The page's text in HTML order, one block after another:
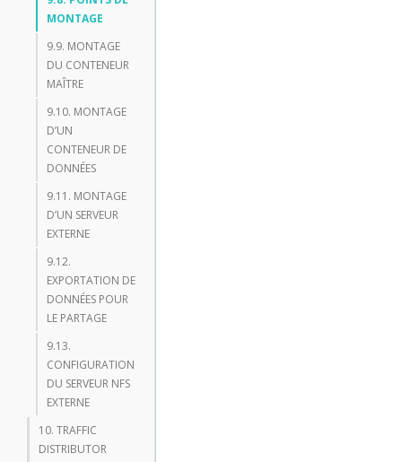
MONTAGE
9.9. MONTAGE
DU CONTENEUR
MAÎTRE
9.10. MONTAGE
D’UN
CONTENEUR DE
DONNÉES
9.11. MONTAGE
D’UN SERVEUR
EXTERNE
9.12.
EXPORTATION DE
DONNÉES POUR
LE PARTAGE
9.13.
CONFIGURATION
DU SERVEUR NFS
EXTERNE
10. TRAFFIC
DISTRIBUTOR